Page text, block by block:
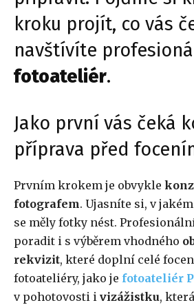
kroku projít, co vás
navštívíte
fotoateliér.
Jako první vás čeká
příprava před
Prvním krokem je obvykle
fotografem. Ujasníte si, v
se měly fotky nést.
poradit i s výběrem vhodného
rekvizit, které doplní celé
fotoateliéry, jako je fotoateliér
v pohotovosti i vizážistku,